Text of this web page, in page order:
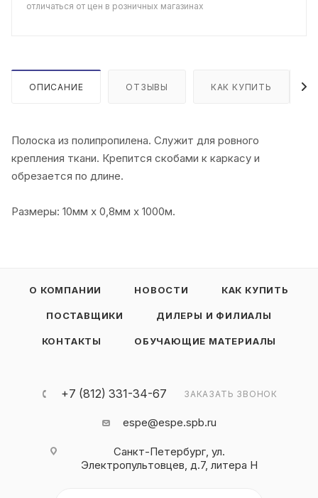
отличаться от цен в розничных магазинах
ОПИСАНИЕ ОТЗЫВЫ КАК КУПИТЬ
Полоска из полипропилена. Служит для ровного
крепления ткани. Крепится скобами к каркасу и
обрезается по длине.
Размеры: 10мм х 0,8мм х 1000м.
О КОМПАНИИ НОВОСТИ КАК КУПИТЬ
ПОСТАВЩИКИ ДИЛЕРЫ И ФИЛИАЛЫ
КОНТАКТЫ ОБУЧАЮЩИЕ МАТЕРИАЛЫ
+7 (812) 331-34-67 ЗАКАЗАТЬ ЗВОНОК
espe@espe.spb.ru
Санкт-Петербург, ул.
Электропультовцев, д.7, литера Н